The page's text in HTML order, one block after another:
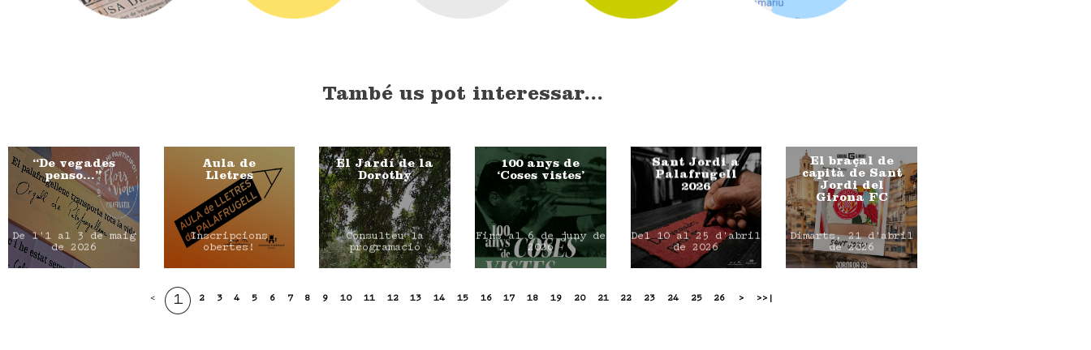
També us pot interessar...
“De vegades
penso…”
De l'1 al 3 de maig
de 2026
Aula de
Lletres
Inscripcions
obertes!
El Jardí de la
Dorothy
Consulteu la
programació
100 anys de
‘Coses vistes’
Fins al 6 de juny de
2026
Sant Jordi a
Palafrugell
2026
Del 10 al 25 d'abril
de 2026
El braçal de
capità de Sant
Jordi del
Girona FC
Dimarts, 21 d'abril
de 2026
< 1 2 3 4 5 6 7 8 9 10 11 12 13 14 15 16 17 18 19 20 21 22 23 24 25 26 > >>|